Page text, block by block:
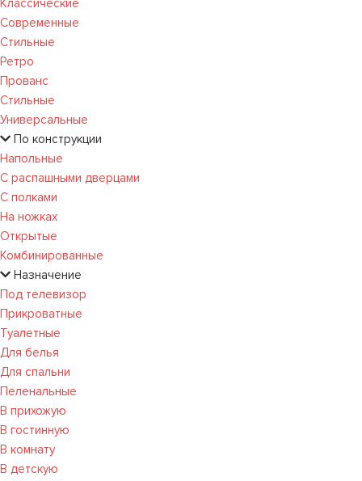
Классические
Современные
Стильные
Ретро
Прованс
Стильные
Универсальные
По конструкции
Напольные
С распашными дверцами
С полками
На ножках
Открытые
Комбинированные
Назначение
Под телевизор
Прикроватные
Туалетные
Для белья
Для спальни
Пеленальные
В прихожую
В гостинную
В комнату
В детскую